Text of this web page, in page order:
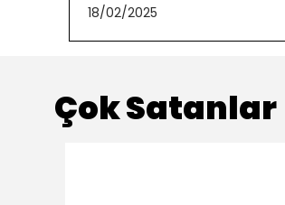
18/02/2025
Çok Satanlar